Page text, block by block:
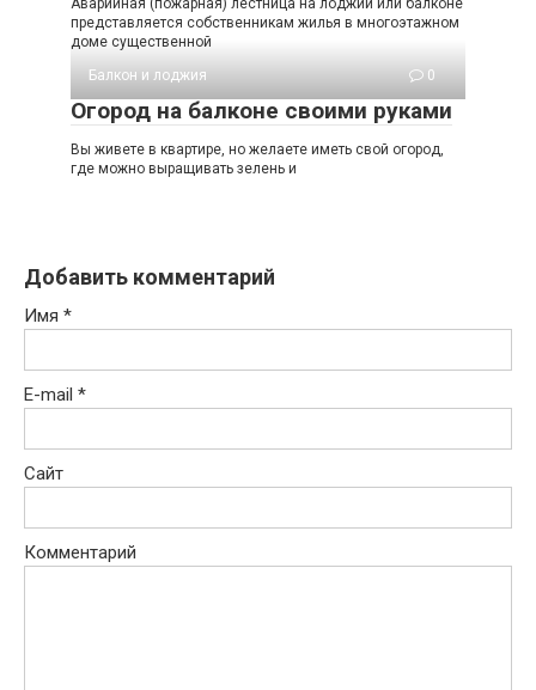
Аварийная (пожарная) лестница на лоджии или балконе
представляется собственникам жилья в многоэтажном
доме существенной
Балкон и лоджия
0
Огород на балконе своими руками
Вы живете в квартире, но желаете иметь свой огород,
где можно выращивать зелень и
Добавить комментарий
Имя *
E-mail *
Сайт
Комментарий